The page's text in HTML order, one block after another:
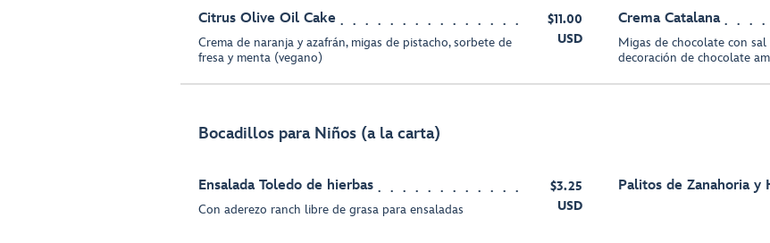
Citrus Olive Oil Cake
Crema de naranja y azafrán, migas de pistacho, sorbete de
fresa y menta (vegano)
$11.00
USD
Crema Catalana
Migas de chocolate con sal
decoración de chocolate
Bocadillos para Niños (a la carta)
Ensalada Toledo de hierbas
Con aderezo ranch libre de grasa para ensaladas
$3.25
USD
Palitos de Zanahoria y